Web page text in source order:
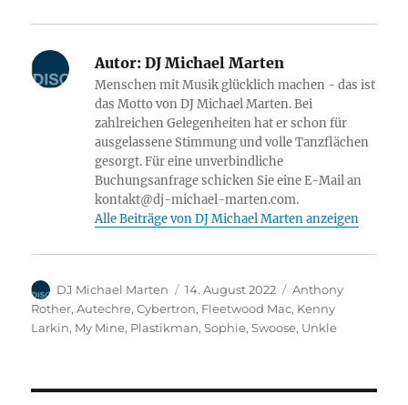
Autor: DJ Michael Marten
Menschen mit Musik glücklich machen - das ist
das Motto von DJ Michael Marten. Bei
zahlreichen Gelegenheiten hat er schon für
ausgelassene Stimmung und volle Tanzflächen
gesorgt. Für eine unverbindliche
Buchungsanfrage schicken Sie eine E-Mail an
kontakt@dj-michael-marten.com.
Alle Beiträge von DJ Michael Marten anzeigen
Autor
DJ Michael Marten
Veröffentlicht
am
14. August 2022 Kategorien
Anthony
Rother,Autechre,Cybertron, Fleetwood Mac, Kenny
Larkin, My Mine, Plastikman,Sophie,Swoose, Unkle